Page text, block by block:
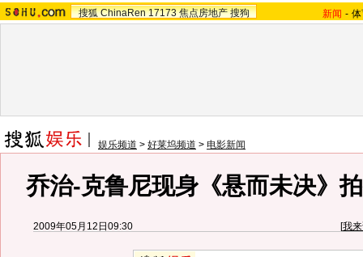
搜狐 ChinaRen 17173 焦点房地产 搜狗 新闻 -
娱乐频道 > 好莱坞频道 > 电影新闻
乔治-克鲁尼现身《悬而未决》
2009年05月12日09:30 [我